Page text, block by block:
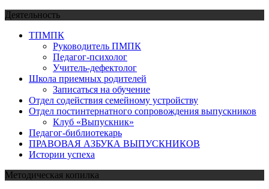
Деятельность
ТПМПК
Руководитель ПМПК
Педагог-психолог
Учитель-дефектолог
Школа приемных родителей
Записаться на обучение
Отдел содействия семейному устройству
Отдел постинтернатного сопровождения выпускников
Клуб «Выпускник»
Педагог-библиотекарь
ПРАВОВАЯ АЗБУКА ВЫПУСКНИКОВ
Истории успеха
Методическая копилка